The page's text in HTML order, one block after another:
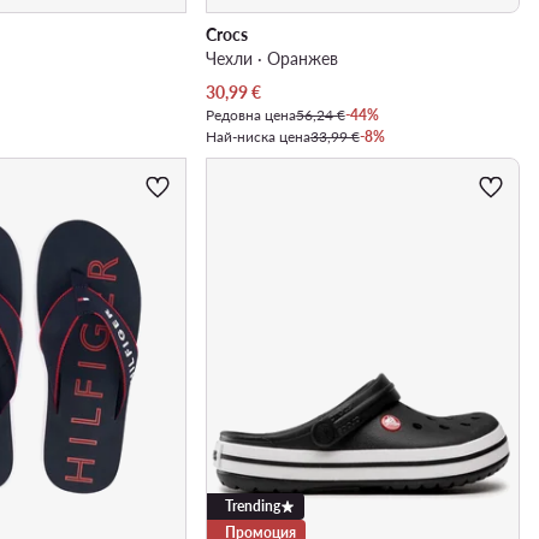
Crocs
Чехли · Оранжев
Актуална цена
30,99€
Редовна цена56,24 €-44%
Най-ниска цена33,99 €-8%
Trending
Промоция